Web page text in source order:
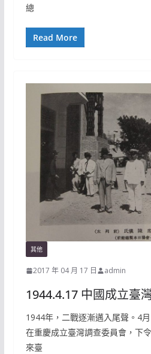
總
Read More
其他
2017 年 04 月 17 日 admin
1944.4.17 中國成立臺
1944年，二戰逐漸邁入尾聲。4
在重慶成立臺灣調查委員會，下
來臺